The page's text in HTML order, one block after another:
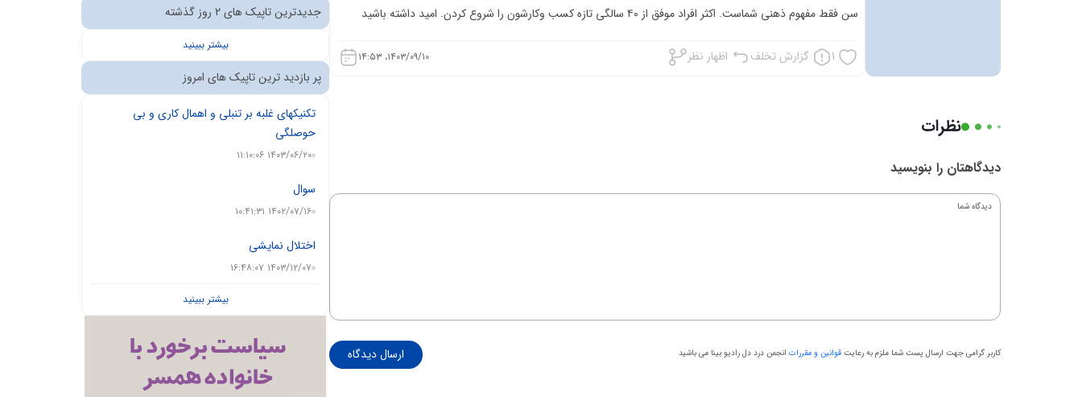
سن فقط مفهوم ذهنی شماست. اکثر افراد موفق از ۴۰ سالگی تازه کسب وکارشون را شروع کردن. امید داشته باشید
1 گزارش تخلف اظهار نظر ۱۴۰۳/۰۹/۱۰، ۱۴:۵۳
نظرات
دیدگاهتان را بنویسید
کاربر گرامی جهت ارسال پست شما ملزم به رعایت قوانین و مقررات انجمن درد دل رادیو بینا می باشید ارسال دیدگاه
جدیدترین تاپیک های 2 روز گذشته
بیشتر ببینید
پر بازدید ترین تاپیک های امروز
تکنیکهای غلبه بر تنبلی و اهمال کاری و بی
حوصلگی
۱۴۰۳/۰۶/۲۰ ۱۱:۱۰:۰۶
سوال
۱۴۰۲/۰۷/۱۶ ۱۰:۴۱:۳۱
اختلال نمایشی
۱۴۰۳/۱۲/۰۷ ۱۶:۴۸:۰۷
بیشتر ببینید